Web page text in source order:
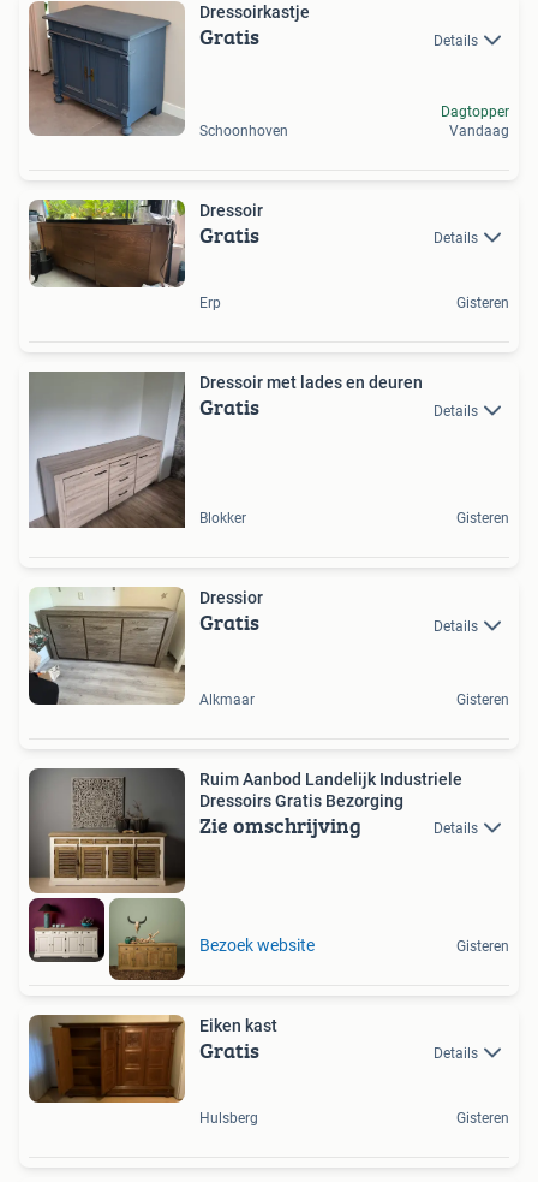
Dressoirkastje
Gratis Details
Schoonhoven
Dagtopper
Vandaag
Dressoir
Gratis Details
Erp Gisteren
Dressoir met lades en deuren
Gratis Details
Blokker Gisteren
Dressior
Gratis Details
Alkmaar Gisteren
Ruim Aanbod Landelijk Industriele
Dressoirs Gratis Bezorging
Zie omschrijving Details
Bezoek website Gisteren
Eiken kast
Gratis Details
Hulsberg Gisteren